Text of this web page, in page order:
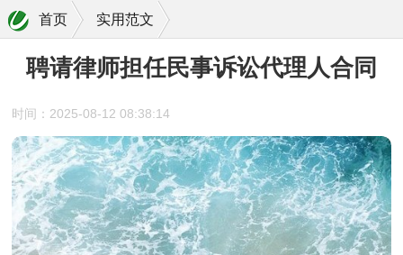
首页 实用范文
聘请律师担任民事诉讼代理人合同
时间：2025-08-12 08:38:14